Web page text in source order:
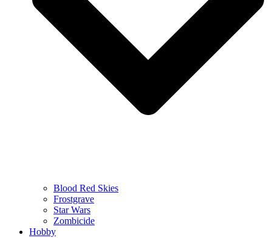
Blood Red Skies
Frostgrave
Star Wars
Zombicide
Hobby